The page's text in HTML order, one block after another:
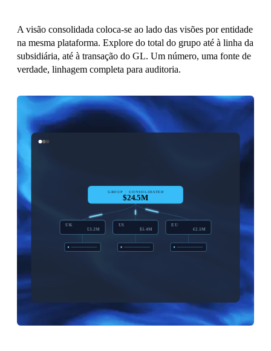
A visão consolidada coloca-se ao lado das visões por entidade
na mesma plataforma. Explore do total do grupo até à linha da
subsidiária, até à transação do GL. Um número, uma fonte de
verdade, linhagem completa para auditoria.
GROUP · CONSOLIDATED
$24.5M
UK
£3.2M
US
$5.4M
EU
€2.1M